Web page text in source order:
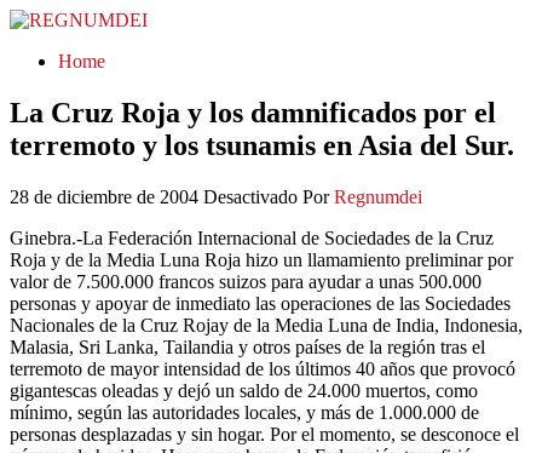
REGNUMDEI
Home
La Cruz Roja y los damnificados por el
terremoto y los tsunamis en Asia del Sur.
28 de diciembre de 2004 Desactivado Por Regnumdei
Ginebra.-La Federación Internacional de Sociedades de la Cruz
Roja y de la Media Luna Roja hizo un llamamiento preliminar por
valor de 7.500.000 francos suizos para ayudar a unas 500.000
personas y apoyar de inmediato las operaciones de las Sociedades
Nacionales de la Cruz Rojay de la Media Luna de India, Indonesia,
Malasia, Sri Lanka, Tailandia y otros países de la región tras el
terremoto de mayor intensidad de los últimos 40 años que provocó
gigantescas oleadas y dejó un saldo de 24.000 muertos, como
mínimo, según las autoridades locales, y más de 1.000.000 de
personas desplazadas y sin hogar. Por el momento, se desconoce el